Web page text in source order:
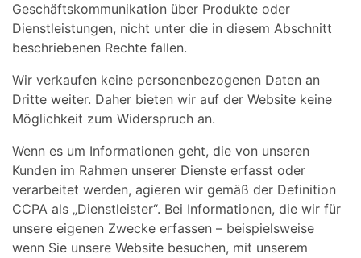
Geschäftskommunikation über Produkte oder
Dienstleistungen, nicht unter die in diesem Abschnitt
beschriebenen Rechte fallen.
Wir verkaufen keine personenbezogenen Daten an
Dritte weiter. Daher bieten wir auf der Website keine
Möglichkeit zum Widerspruch an.
Wenn es um Informationen geht, die von unseren
Kunden im Rahmen unserer Dienste erfasst oder
verarbeitet werden, agieren wir gemäß der Definition
CCPA als „Dienstleister“. Bei Informationen, die wir für
unsere eigenen Zwecke erfassen – beispielsweise
wenn Sie unsere Website besuchen, mit unserem